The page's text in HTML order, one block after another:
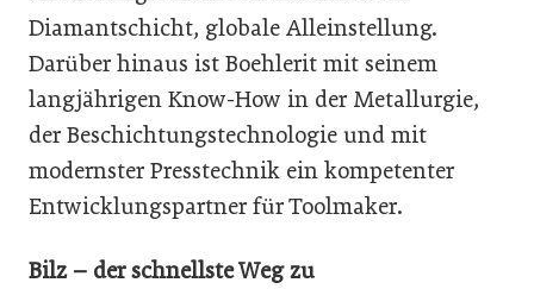
Diamantschicht, globale Alleinstellung.
Darüber hinaus ist Boehlerit mit seinem
langjährigen Know-How in der Metallurgie,
der Beschichtungstechnologie und mit
modernster Presstechnik ein kompetenter
Entwicklungspartner für Toolmaker.
Bilz – der schnellste Weg zu